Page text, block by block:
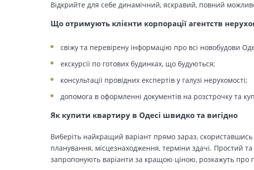
Відкрийте для себе динамічний, яскравий, повний
Що отримують клієнти корпорації агентств
свіжу та перевірену інформацію про всі новобудови
екскурсії по готових будинках, що будуються;
консультації провідних експертів у галузі нерухомості;
допомога в оформленні документів на розстрочку та
Як купити квартиру в Одесі швидко та вигідно
Виберіть найкращий варіант прямо зараз,
планування, місцезнаходження, терміни здачі. Простий
запропонують варіанти за кращою ціною, розкажуть про